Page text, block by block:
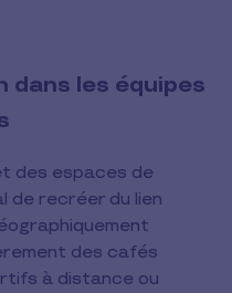
dans les équipes
des espaces de
de recréer du lien
des cafés
à distance ou